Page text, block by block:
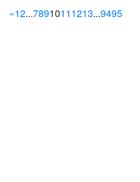
«Previous
12...78910(current)
111213...9495